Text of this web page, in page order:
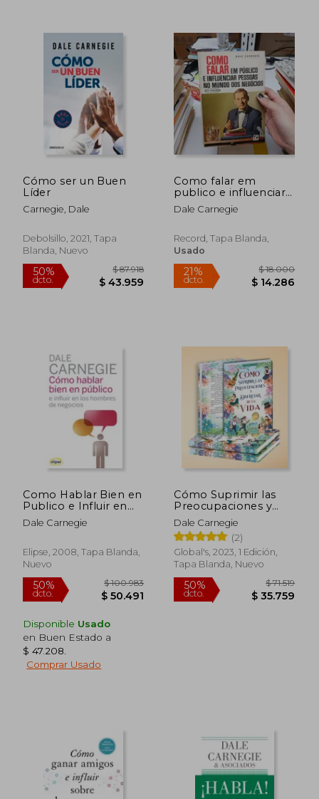
$ 49.871 $
50%
dcto. $ 35.553
10%
dcto.
Cómo ser un Buen
Líder
Carnegie, Dale
Debolsillo, 2021, Tapa
Blanda, Nuevo
Como falar em
publico e influenciar
pessoas no mundo
dos negocios (det.)
Dale Carnegie
Record, Tapa Blanda,
Usado
Como Hablar Bien en
Publico e Influir en
los Hombres de
Negocios
Dale Carnegie
Elipse, 2008, Tapa Blanda,
Nuevo
Disponible Usado
en Buen Estado a
$ 47.208
Comprar Usado
Cómo Suprimir las
Preocupaciones y
Disfrutar de la Vida
Dale Carnegie
(2)
Global's, 2023, 1 Edición,
Tapa Blanda, Nuevo